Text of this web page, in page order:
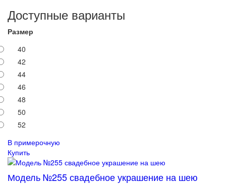
Доступные варианты
Размер
40
42
44
46
48
50
52
В примерочную
Купить
Модель №255 свадебное украшение на шею